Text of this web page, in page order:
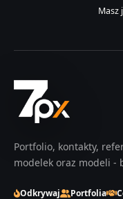
Masz
Portfolio, kontakty,
modelek oraz modeli -
Odkrywaj Portfolia